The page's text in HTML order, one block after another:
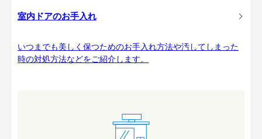
室内ドアのお手入れ
いつまでも美しく保つためのお手入れ方法や汚してしまった
時の対処方法などをご紹介します。